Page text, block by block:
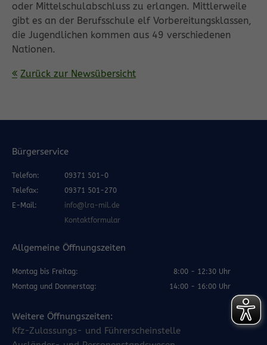
oder Mittelschulabschluss zu erlangen. Mittlerweile
gibt es an der Berufsschule elf Vorbereitungsklassen,
die Jugendlichen kommen aus 49 verschiedenen
Nationen.
Zurück zur Newsübersicht
Bürgerservice
Telefon:
09371 501-0
Telefax:
09371 501-270
E-Mail:
info@lra-mil.de
Kontaktformular
Allgemeine Öffnungszeiten
Montag bis Freitag:
8:00 - 12:30 Uhr
Montag und Donnerstag:
14:00 - 16:00 Uhr
Weitere Öffnungszeiten:
Kfz-Zulassungs- und Führerscheinstelle